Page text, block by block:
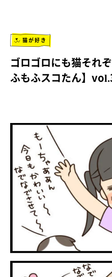
猫が好き
ゴロゴロにも猫それ
ふもふスコたん】